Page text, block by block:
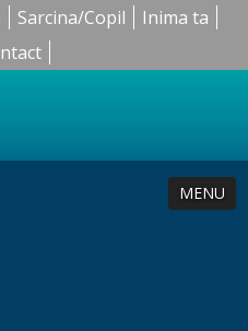
Sarcina/Copil
Inima ta
MENU